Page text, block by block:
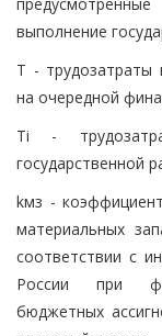
выполнение
Т - трудозатраты
на очередной
Тi -
государственной
kмз -
материальных
соответствии с
России при
бюджетных